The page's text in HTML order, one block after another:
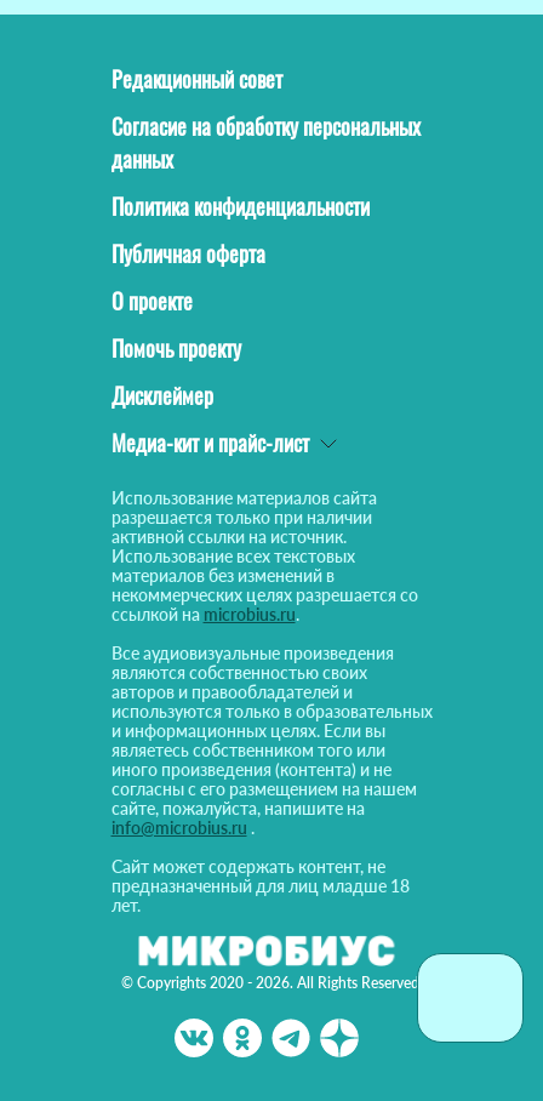
© Copyrights 2020 - 2026. All Rights Reserved!
Редакционный совет
Согласие на обработку персональных
данных
Политика конфиденциальности
Публичная оферта
О проекте
Помочь проекту
Дисклеймер
Медиа-кит и прайс-лист
Использование материалов сайта
разрешается только при наличии
активной ссылки на источник.
Использование всех текстовых
материалов без изменений в
некоммерческих целях разрешается со
ссылкой на microbius.ru.
Все аудиовизуальные произведения
являются собственностью своих
авторов и правообладателей и
используются только в образовательных
и информационных целях. Если вы
являетесь собственником того или
иного произведения (контента) и не
согласны с его размещением на нашем
сайте, пожалуйста, напишите на
info@microbius.ru .
Сайт может содержать контент, не
предназначенный для лиц младше 18
лет.